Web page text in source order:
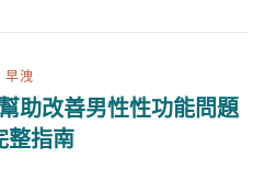
早洩
助改善男性性功能問題
整指南